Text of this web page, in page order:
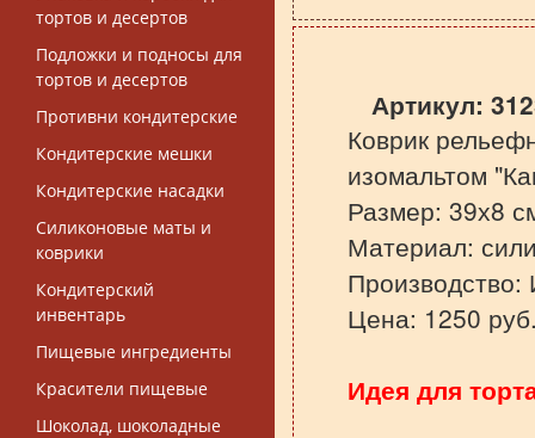
тортов и десертов
Подложки и подносы для
тортов и десертов
Противни кондитерские
Кондитерские мешки
Кондитерские насадки
Силиконовые маты и
коврики
Кондитерский
инвентарь
Пищевые ингредиенты
Красители пищевые
Шоколад, шоколадные
Артикул:
Коврик
изомальтом
Размер: 39х8
Материал:
Производство:
Цена: 1250
Идея для